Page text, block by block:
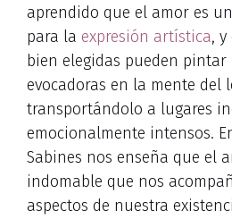
aprendido que el amor es
para la expresión artística,
bien elegidas pueden pintar
evocadoras en la mente del
transportándolo a lugares
emocionalmente intensos.
Sabines nos enseña que el
indomable que nos
aspectos de nuestra